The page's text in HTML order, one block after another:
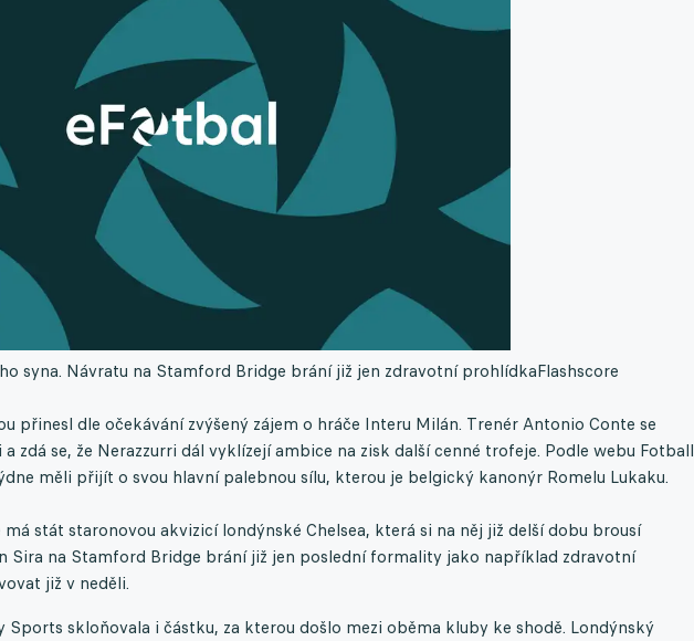
syna. Návratu na Stamford Bridge brání již jen zdravotní prohlídkaFlashscore
přinesl dle očekávání zvýšený zájem o hráče Interu Milán. Trenér Antonio Conte se
zdá se, že Nerazzurri dál vyklízejí ambice na zisk další cenné trofeje. Podle webu Fotball
měli přijít o svou hlavní palebnou sílu, kterou je belgický kanonýr Romelu Lukaku.
stát staronovou akvizicí londýnské Chelsea, která si na něj již delší dobu brousí
Sira na Stamford Bridge brání již jen poslední formality jako například zdravotní
již v neděli.
Sports skloňovala i částku, za kterou došlo mezi oběma kluby ke shodě. Londýnský